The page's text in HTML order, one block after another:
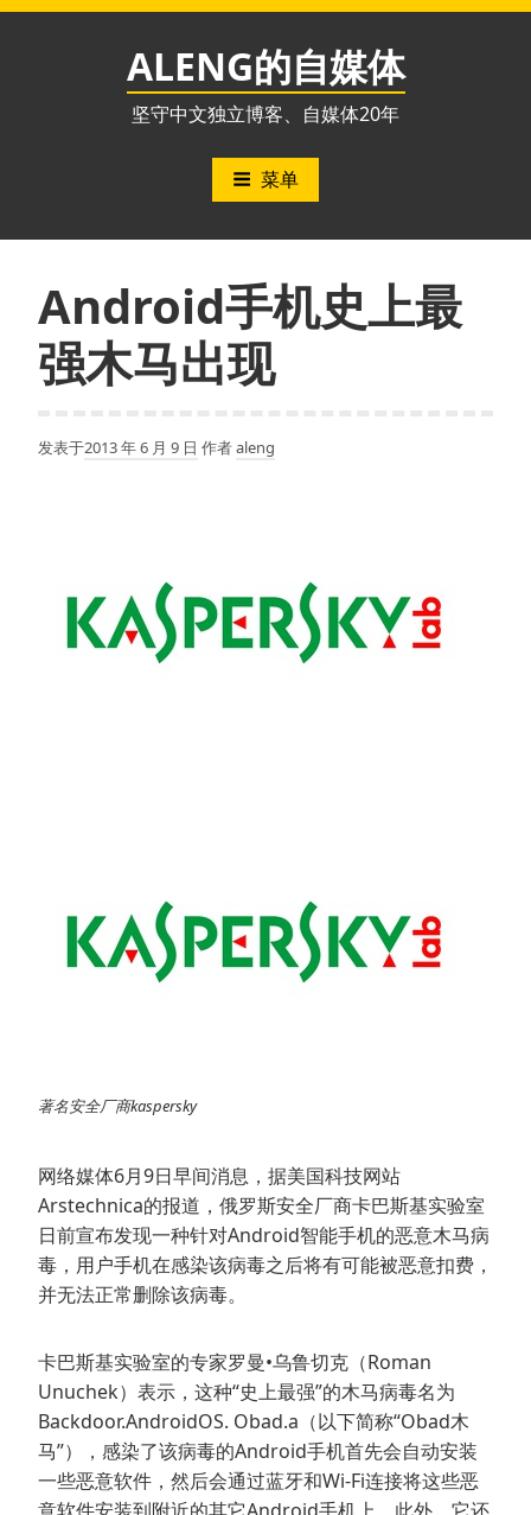
跳
ALENG的自媒体
坚守中文独立博客、自媒体20年
菜单
Android手机史上最
强木马出现
发表于2013 年 6 月 9 日 作者aleng
著名安全厂商kaspersky
网络媒体6月9日早间消息，据美国科技网站
Arstechnica的报道，俄罗斯安全厂商卡巴斯基实验室
日前宣布发现一种针对Android智能手机的恶意木马病
毒，用户手机在感染该病毒之后将有可能被恶意扣费，
并无法正常删除该病毒。
卡巴斯基实验室的专家罗曼•乌鲁切克（Roman
Unuchek）表示，这种“史上最强”的木马病毒名为
Backdoor.AndroidOS. Obad.a（以下简称“Obad木
马”），感染了该病毒的Android手机首先会自动安装
一些恶意软件，然后会通过蓝牙和Wi-Fi连接将这些恶